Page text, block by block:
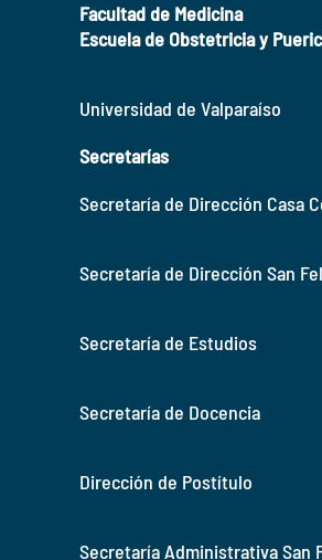
Facultad de Medicina
Escuela de Obstetricia y
Universidad de Valparaíso
Secretarías
Secretaría de Dirección Casa
Secretaría de Dirección San
Secretaría de Estudios
Secretaría de Docencia
Dirección de Postítulo
Secretaría Administrativa San